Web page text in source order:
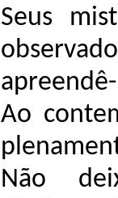
Seus
Ao
Não